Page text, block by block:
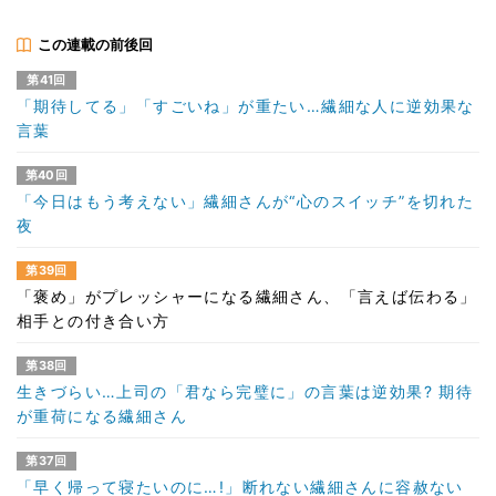
この連載の前後回
第41回
「期待してる」「すごいね」が重たい…繊細な人に逆効果な
言葉
第40回
「今日はもう考えない」繊細さんが“心のスイッチ”を切れた
夜
第39回
「褒め」がプレッシャーになる繊細さん、「言えば伝わる」
相手との付き合い方
第38回
生きづらい…上司の「君なら完璧に」の言葉は逆効果? 期待
が重荷になる繊細さん
第37回
「早く帰って寝たいのに…!」断れない繊細さんに容赦ない